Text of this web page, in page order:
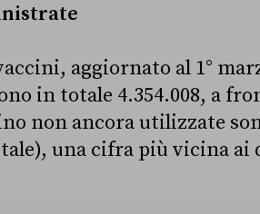
aggiornato al 1°
in totale 4.354.008, a
non ancora utilizzate
una cifra più vicina